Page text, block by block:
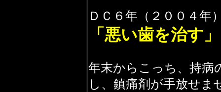
ＤＣ６年（２００４年
「悪い歯を治す」
年末からこっち、持病
し、鎮痛剤が手放せま